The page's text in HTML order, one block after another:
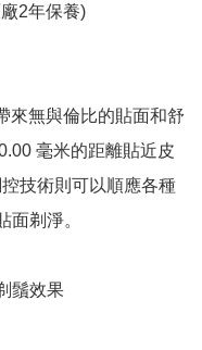
2年保養)
來無與倫比的貼面和舒
毫米的距離貼近皮
技術則可以順應各種
面剃淨。
鬚效果